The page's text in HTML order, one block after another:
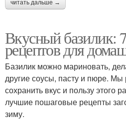
читать дальше →
Вкусный базилик:
рецептов для
Базилик можно мариновать,
другие соусы, пасту и пюре. Мы
сохранить вкус и пользу этого
лучшие пошаговые рецепты
зиму.